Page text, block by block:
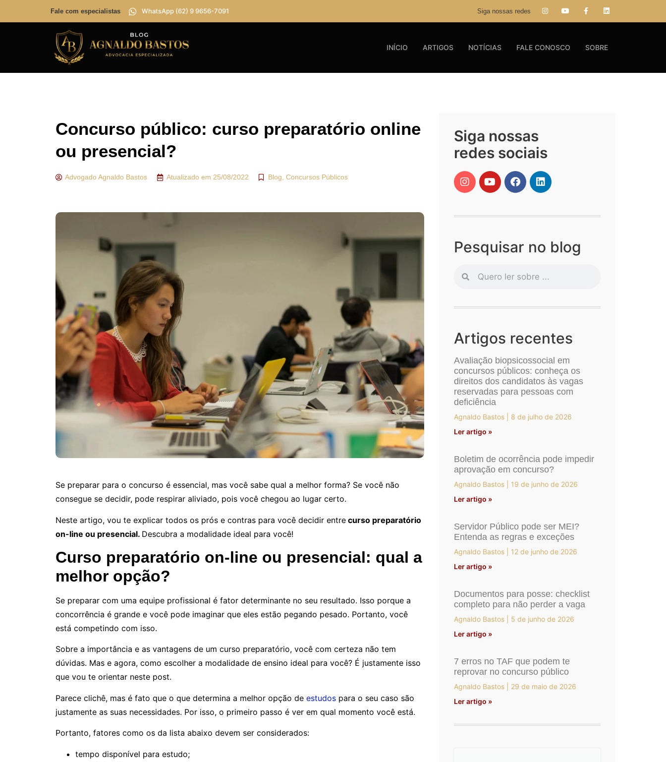
Fale com especialistas WhatsApp (62) 9 9656-7091 Siga nossas redes
INÍCIO ARTIGOS NOTÍCIAS FALE CONOSCO SOBRE
Concurso público: curso preparatório online
ou presencial?
AdvogadoAgnaldo Bastos Atualizado em 25/08/2022 Blog, Concursos Públicos
Se preparar para o concurso é essencial, mas você sabe qual a melhor forma? Se você não
consegue se decidir, pode respirar aliviado, pois você chegou ao lugar certo.
Neste artigo, vou te explicar todos os prós e contras para você decidir entre curso preparatório
on-line ou presencial. Descubra a modalidade ideal para você!
Curso preparatório on-line ou presencial: qual a
melhor opção?
Se preparar com uma equipe profissional é fator determinante no seu resultado. Isso porque a
concorrência é grande e você pode imaginar que eles estão pegando pesado. Portanto, você
está competindo com isso.
Sobre a importância e as vantagens de um curso preparatório, você com certeza não tem
dúvidas. Mas e agora, como escolher a modalidade de ensino ideal para você? É justamente isso
que vou te orientar neste post.
Parece clichê, mas é fato que o que determina a melhor opção de estudos para o seu caso são
justamente as suas necessidades. Por isso, o primeiro passo é ver em qual momento você está.
Portanto, fatores como os da lista abaixo devem ser considerados:
tempo disponível para estudo;
Siga nossas
redes sociais
Pesquisar no blog
Artigos recentes
Avaliação biopsicossocial em
concursos públicos: conheça os
direitos dos candidatos às vagas
reservadas para pessoas com
deficiência
Agnaldo Bastos
8 de julho de 2026
Ler artigo »
Boletim de ocorrência pode impedir
aprovação em concurso?
Agnaldo Bastos
19 de junho de 2026
Ler artigo »
Servidor Público pode ser MEI?
Entenda as regras e exceções
Agnaldo Bastos
12 de junho de 2026
Ler artigo »
Documentos para posse: checklist
completo para não perder a vaga
Agnaldo Bastos
5 de junho de 2026
Ler artigo »
7 erros no TAF que podem te
reprovar no concurso público
Agnaldo Bastos
29 de maio de 2026
Ler artigo »